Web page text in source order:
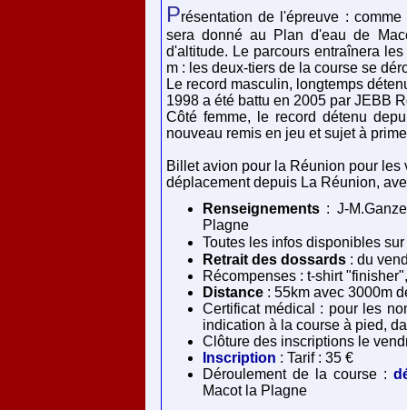
Présentation de l'épreuve :
sera donné au Plan d'eau de
d'altitude. Le parcours entraînera
m : les deux-tiers de la course se
Le record masculin, longtemps
1998 a été battu en 2005 par JEBB
Côté femme, le record détenu
nouveau remis en jeu et sujet à
Billet avion pour la Réunion pour
déplacement depuis La Réunion,
Renseignements: J-
Plagne
Toutes les infos disponibles sur
Retrait des dossards: du
Récompenses : t-shirt
Distance: 55km avec 3000m
Certificat médical : pour les
indication à la course à pied,
Clôture des inscriptions le
Inscription : Tarif : 35 €
Déroulement de la course :
Macot la Plagne